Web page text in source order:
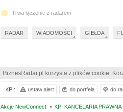
BiznesRadar.pl korzysta z plików cookie.
Akcje NewConnect • KPI KANCELARIA
KPI: ustaw alert do portfela do
Trwa łączenie z radarem
RADAR WIADOMOŚCI GIEŁDA